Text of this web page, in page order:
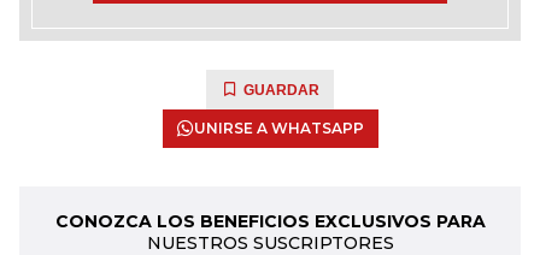
GUARDAR
UNIRSE A WHATSAPP
CONOZCA LOS BENEFICIOS EXCLUSIVOS PARA
NUESTROS SUSCRIPTORES